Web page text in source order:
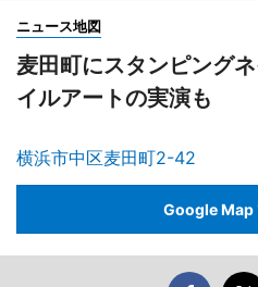
ニュース地図
麦田町にスタンピング
イルアートの実演も
横浜市中区麦田町2-42
Google Map